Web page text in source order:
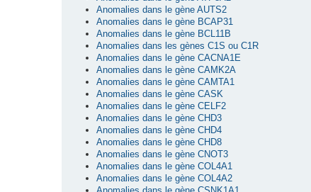
Anomalies dans le gène AUTS2
Anomalies dans le gène BCAP31
Anomalies dans le gène BCL11B
Anomalies dans les gènes C1S ou C1R
Anomalies dans le gène CACNA1E
Anomalies dans le gène CAMK2A
Anomalies dans le gène CAMTA1
Anomalies dans le gène CASK
Anomalies dans le gène CELF2
Anomalies dans le gène CHD3
Anomalies dans le gène CHD4
Anomalies dans le gène CHD8
Anomalies dans le gène CNOT3
Anomalies dans le gène COL4A1
Anomalies dans le gène COL4A2